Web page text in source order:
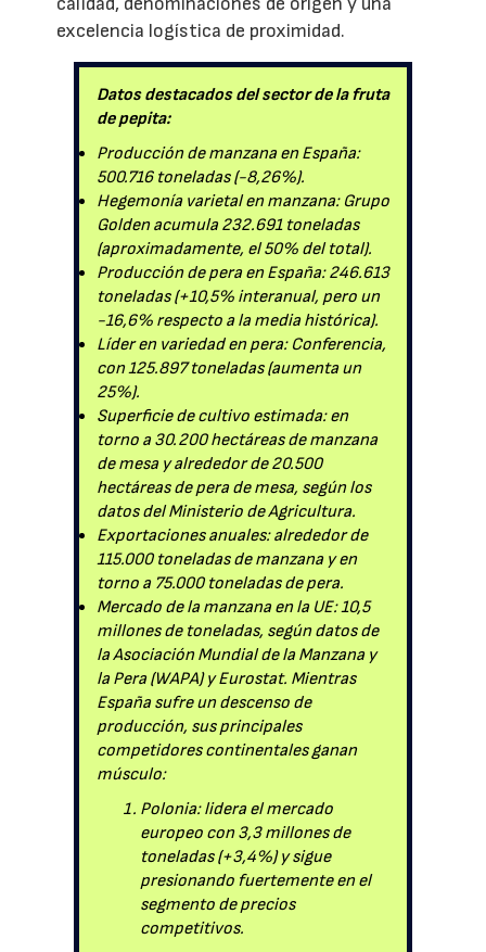
excelencia logística de proximidad.
Datos destacados del sector de la fruta
de pepita:
Producción de manzana en España:
500.716 toneladas (-8,26%).
Hegemonía varietal en manzana: Grupo
Golden acumula 232.691 toneladas
(aproximadamente, el 50% del total).
Producción de pera en España: 246.613
toneladas (+10,5% interanual, pero un
-16,6% respecto a la media histórica).
Líder en variedad en pera: Conferencia,
con 125.897 toneladas (aumenta un
25%).
Superficie de cultivo estimada: en
torno a 30.200 hectáreas de manzana
de mesa y alrededor de 20.500
hectáreas de pera de mesa, según los
datos del Ministerio de Agricultura.
Exportaciones anuales: alrededor de
115.000 toneladas de manzana y en
torno a 75.000 toneladas de pera.
Mercado de la manzana en la UE: 10,5
millones de toneladas, según datos de
la Asociación Mundial de la Manzana y
la Pera (WAPA) y Eurostat. Mientras
España sufre un descenso de
producción, sus principales
competidores continentales ganan
músculo:
Polonia: lidera el mercado
europeo con 3,3 millones de
toneladas (+3,4%) y sigue
presionando fuertemente en el
segmento de precios
competitivos.